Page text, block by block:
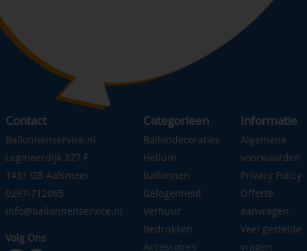
Contact
Ballonnenservice.nl
Legmeerdijk 327 F
1431 GB Aalsmeer
0297-712065
info@ballonnenservice.nl
Volg Ons
Categorieen
Ballondecoraties
Helium
ballonnen
Gelegenheid
Verhuur
Bedrukken
Accessoires
Informatie
Algemene
voorwaarden
Privacy Policy
Offerte
aanvragen
Veel gestelde
vragen